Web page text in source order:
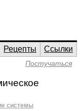
Рецепты
Ссылки
Постучаться
системы